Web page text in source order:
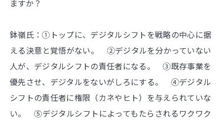
ますか？
鉢嶺氏：①トップに、デジタルシフトを戦略の中心に据
える決意と覚悟がない。 ②デジタルを分かっていない
人が、デジタルシフトの責任者になる。 ③既存事業を
優先させ、デジタルをないがしろにする。 ④デジタル
シフトの責任者に権限（カネやヒト）を与えられていな
い。 ⑤デジタルシフトによってもたらされるワクワク